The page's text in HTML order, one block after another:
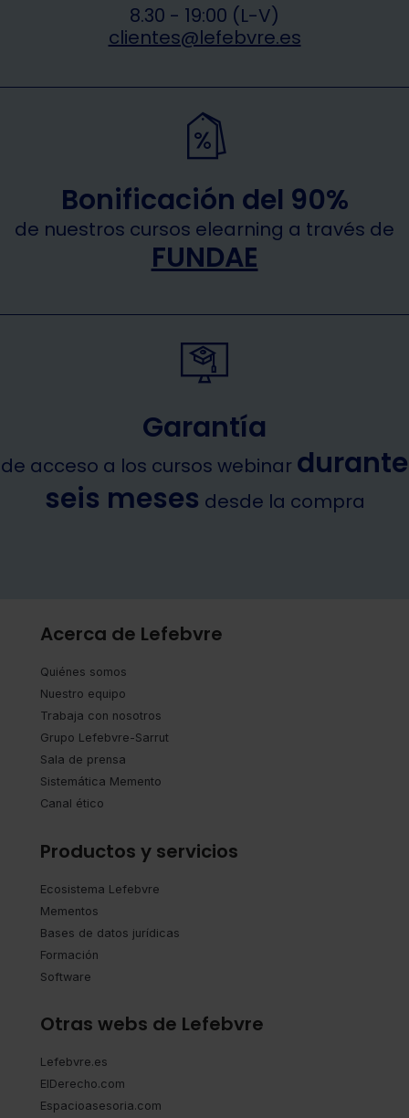
8.30 - 19:00 (L-V)
clientes@lefebvre.es
Bonificación del 90%
de nuestros cursos elearning a través de
FUNDAE
Garantía
de acceso a los cursos webinar durante
seis meses desde la compra
Acerca de Lefebvre
Quiénes somos
Nuestro equipo
Trabaja con nosotros
Grupo Lefebvre-Sarrut
Sala de prensa
Sistemática Memento
Canal ético
Productos y servicios
Ecosistema Lefebvre
Mementos
Bases de datos jurídicas
Formación
Software
Otras webs de Lefebvre
Lefebvre.es
ElDerecho.com
Espacioasesoria.com